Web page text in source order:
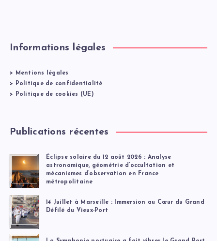
Informations légales
> Mentions légales
> Politique de confidentialité
> Politique de cookies (UE)
Publications récentes
Éclipse solaire du 12 août 2026 : Analyse
astronomique, géométrie d’occultation et
mécanismes d’observation en France
métropolitaine
14 Juillet à Marseille : Immersion au Cœur du Grand
Défilé du Vieux-Port